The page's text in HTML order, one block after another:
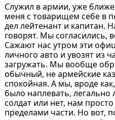
Служил в армии, уже
меня с товарищем себе в
дел лейтенант и капитан.
говорят. Мы согласились,
Сажают нас утром эти
личного авто и увозят из
загружать. Мы вообще
обычный, не армейские
спокойная. А мы, вроде
было наплевать, легально
солдат или нет, нам
пределами части. Но вот,